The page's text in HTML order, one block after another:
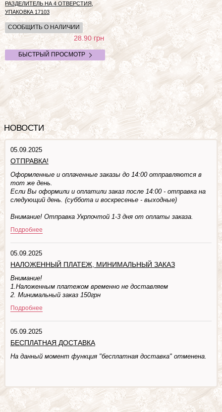
РАЗДЕЛИТЕЛЬ НА 4 ОТВЕРСТИЯ,
УПАКОВКА 17103
СООБЩИТЬ О НАЛИЧИИ
28.90грн
БЫСТРЫЙ ПРОСМОТР
НОВОСТИ
05.09.2025
ОТПРАВКА!
Оформленные и оплаченные заказы до 14:00 отправляются в
тот же день.
Если Вы оформили и оплатили заказ после 14:00 - отправка на
следующий день. (суббота и воскресенье - выходные)
Внимание! Отправка Укрпочтой 1-3 дня от оплаты заказа.
Подробнее
05.09.2025
НАЛОЖЕННЫЙ ПЛАТЕЖ, МИНИМАЛЬНЫЙ ЗАКАЗ
Внимание!
1.Наложенным платежом временно не доставляем
2. Минимальный заказ 150грн
Подробнее
05.09.2025
БЕСПЛАТНАЯ ДОСТАВКА
На данный момент функция "бесплатная доставка" отменена.